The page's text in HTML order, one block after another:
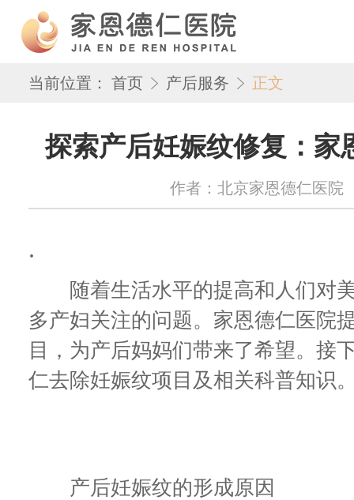
当前位置： 首页 产后服务 正文
探索产后妊娠纹修复：家
作者：北京家恩德仁医院
.
随着生活水平的提高和人们对美
多产妇关注的问题。家恩德仁医院
目，为产后妈妈们带来了希望。接
仁去除妊娠纹项目及相关科普知识
产后妊娠纹的形成原因